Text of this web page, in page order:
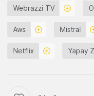
Webrazzi TV
Aws Mistral
Netflix Yapay